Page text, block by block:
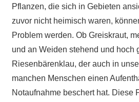
Pflanzen, die sich in Gebieten
zuvor nicht heimisch waren,
Problem werden. Ob Greiskraut,
und an Weiden stehend und hoch
Riesenbärenklau, der auch in
manchen Menschen einen
Notaufnahme beschert hat. Diese